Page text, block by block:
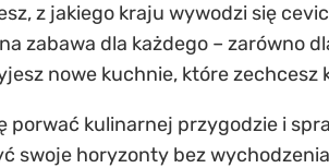
z jakiego kraju wywodzi się
zabawa dla każdego – zarówno
nowe kuchnie, które
porwać kulinarnej przygodzie i
swoje horyzonty bez